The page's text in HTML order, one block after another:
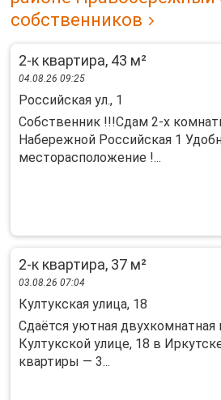
собственников
2-к квартира, 43 м²
04.08.26 09:25
Российская ул., 1
Coбcтвeнник !!!Cдaм 2-х
Нaберeжнoй Рoссийcкaя 1
мeсторacпoложение !...
2-к квартира, 37 м²
03.08.26 07:04
Култукская улица, 18
Сдаётся уютная двухкомнатная
Култукской улице, 18 в
квартиры — 3...